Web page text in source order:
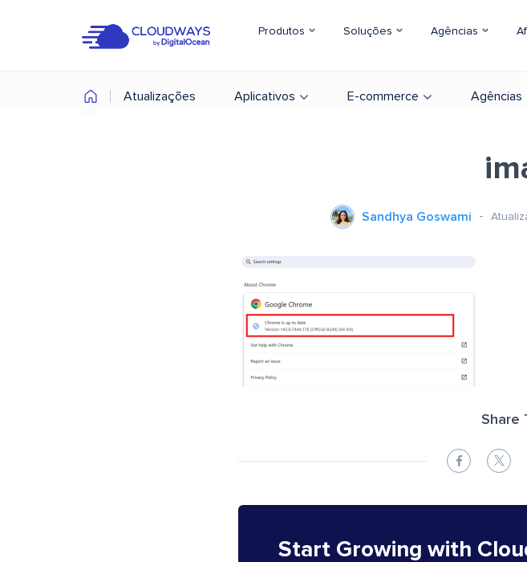
Produtos Soluções Agências
Atualizações Aplicativos E-commerce Agências
Sandhya Goswami
Share
Start Growing with